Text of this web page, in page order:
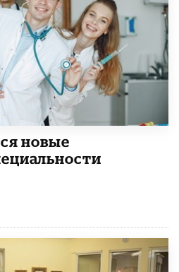
новые